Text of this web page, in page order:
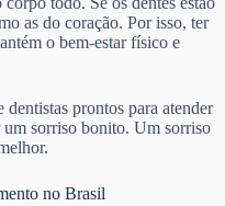
as do coração. Por isso, ter
o bem-estar físico e
prontos para atender
um sorriso bonito. Um sorriso
no Brasil